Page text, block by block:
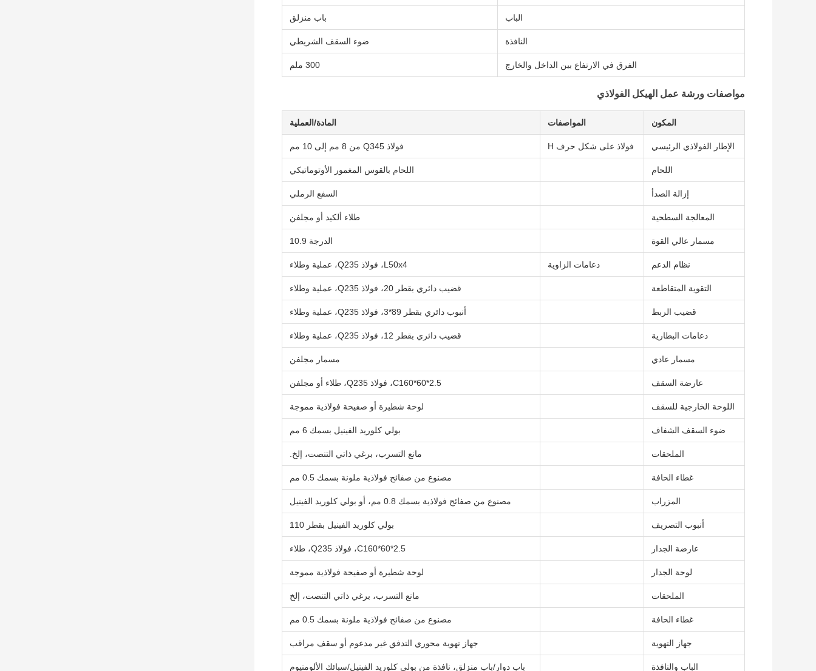
الباب باب منزلق
النافذة ضوء السقف الشريطي
الفرق في الارتفاع بين الداخل والخارج 300 ملم
مواصفات ورشة عمل الهيكل الفولاذي
المكون المواصفات المادة/العملية
الإطار الفولاذي الرئيسي فولاذ على شكل حرف H فولاذ Q345 من 8 مم إلى 10 مم
اللحام اللحام بالقوس المغمور الأوتوماتيكي
إزالة الصدأ السفع الرملي
المعالجة السطحية طلاء ألكيد أو مجلفن
مسمار عالي القوة الدرجة 10.9
نظام الدعم دعامات الزاوية L50x4، فولاذ Q235، عملية وطلاء
التقوية المتقاطعة قضيب دائري بقطر 20، فولاذ Q235، عملية وطلاء
قضيب الربط أنبوب دائري بقطر 89*3، فولاذ Q235، عملية وطلاء
دعامات البطارية قضيب دائري بقطر 12، فولاذ Q235، عملية وطلاء
مسمار عادي مسمار مجلفن
عارضة السقف C160*60*2.5، فولاذ Q235، طلاء أو مجلفن
اللوحة الخارجية للسقف لوحة شطيرة أو صفيحة فولاذية مموجة
ضوء السقف الشفاف بولي كلوريد الفينيل بسمك 6 مم
الملحقات مانع التسرب، برغي ذاتي التنصت، إلخ.
غطاء الحافة مصنوع من صفائح فولاذية ملونة بسمك 0.5 مم
المزراب مصنوع من صفائح فولاذية بسمك 0.8 مم، أو بولي كلوريد الفينيل
أنبوب التصريف بولي كلوريد الفينيل بقطر 110
عارضة الجدار C160*60*2.5، فولاذ Q235، طلاء
لوحة الجدار لوحة شطيرة أو صفيحة فولاذية مموجة
الملحقات مانع التسرب، برغي ذاتي التنصت، إلخ
غطاء الحافة مصنوع من صفائح فولاذية ملونة بسمك 0.5 مم
جهاز التهوية جهاز تهوية محوري التدفق غير مدعوم أو سقف مراقب
الباب والنافذة باب دوار/باب منزلق، نافذة من بولي كلوريد الفينيل/سبائك الألومنيوم